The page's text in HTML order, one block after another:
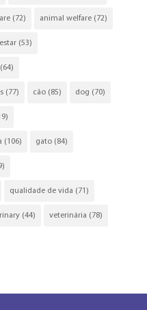
(72) animal welfare(72)
(53)
(77) cão(85) dog (70)
(106) gato(84)
qualidade de vida (71)
(44) veterinária (78)